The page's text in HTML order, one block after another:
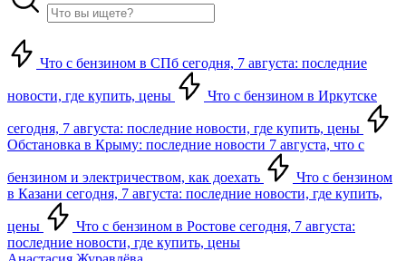
Что с бензином в СПб сегодня, 7 августа: последние
новости, где купить, цены Что с бензином в Иркутске
сегодня, 7 августа: последние новости, где купить, цены
Обстановка в Крыму: последние новости 7 августа, что с
бензином и электричеством, как доехать
Что с бензином
в Казани сегодня, 7 августа: последние новости, где купить,
цены
Что с бензином в Ростове сегодня, 7 августа:
последние новости, где купить, цены